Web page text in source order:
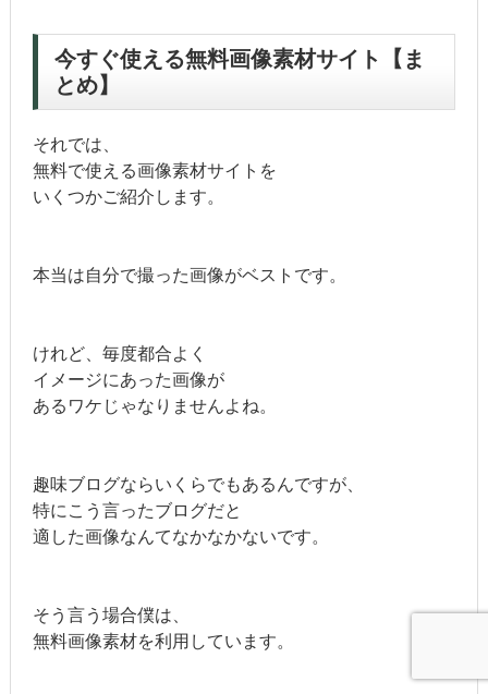
今すぐ使える無料画像素材サイト【ま
とめ】
それでは、
無料で使える画像素材サイトを
いくつかご紹介します。
本当は自分で撮った画像がベストです。
けれど、毎度都合よく
イメージにあった画像が
あるワケじゃなりませんよね。
趣味ブログならいくらでもあるんですが、
特にこう言ったブログだと
適した画像なんてなかなかないです。
そう言う場合僕は、
無料画像素材を利用しています。